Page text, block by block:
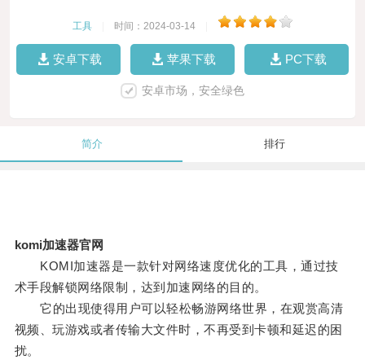
工具 时间：2024-03-14
安卓下载 苹果下载 PC下载
安卓市场，安全绿色
简介 排行
komi加速器官网
KOMI加速器是一款针对网络速度优化的工具，通过技
术手段解锁网络限制，达到加速网络的目的。
它的出现使得用户可以轻松畅游网络世界，在观赏高清
视频、玩游戏或者传输大文件时，不再受到卡顿和延迟的困
扰。